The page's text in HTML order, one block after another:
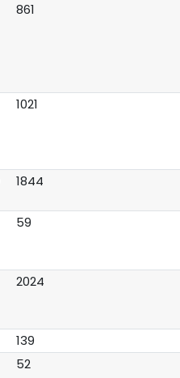
861
1021
1844
59
2024
139
52